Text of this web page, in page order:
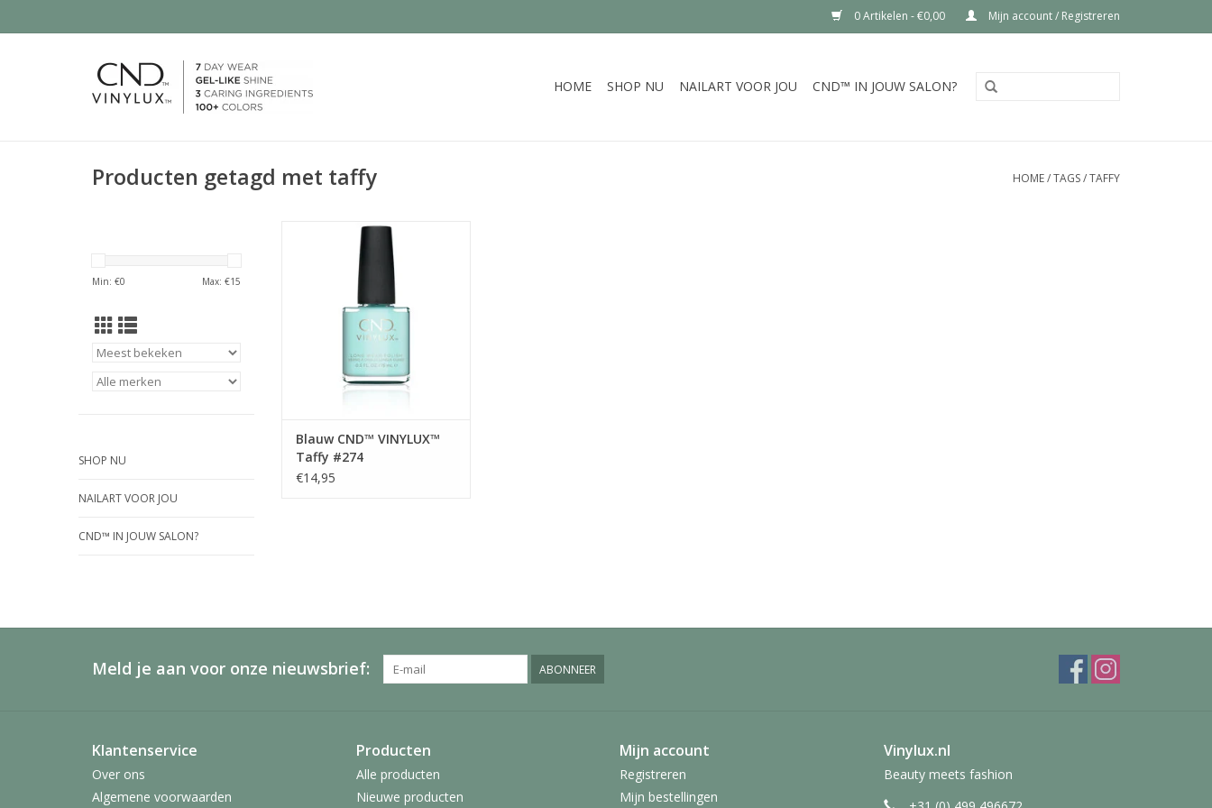
0 Artikelen - €0,00 Mijn account / Registreren
HOME SHOP NU NAILART VOOR JOU CND™ IN JOUW SALON?
Producten getagd met taffy HOME/TAGS/TAFFY
Min: €0 Max: €15
SHOP NU
NAILART VOOR JOU
CND™ IN JOUW SALON?
een ijzige aqua-blauwe tint die
helderheid en frisheid uitstraalt
TOEVOEGEN AAN WINKELWAGEN
Blauw CND™ VINYLUX™
Taffy #274
€14,95
Meld je aan voor onze nieuwsbrief: ABONNEER
Klantenservice
Over ons
Algemene voorwaarden
Producten
Alle producten
Nieuwe producten
Mijn account
Registreren
Mijn bestellingen
Vinylux.nl
Beauty meets fashion